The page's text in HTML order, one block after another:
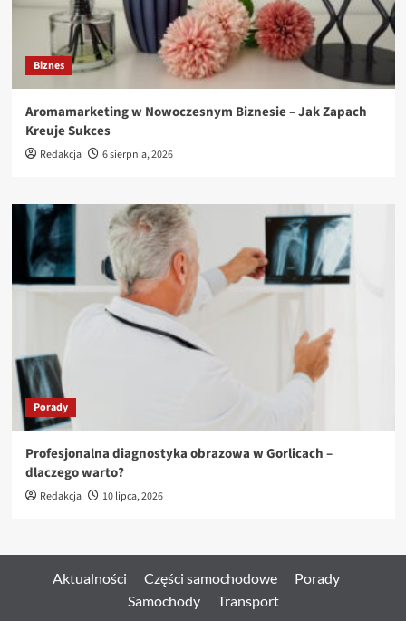
Biznes
Aromamarketing w Nowoczesnym Biznesie – Jak Zapach
Kreuje Sukces
Redakcja 6 sierpnia, 2026
Porady
Profesjonalna diagnostyka obrazowa w Gorlicach –
dlaczego warto?
Redakcja 10 lipca, 2026
Aktualności Części samochodowe
Porady
Samochody
Transport